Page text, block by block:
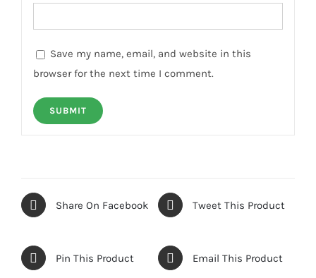
Save my name, email, and website in this
browser for the next time I comment.
Share On Facebook Tweet This Product
Pin This Product Email This Product